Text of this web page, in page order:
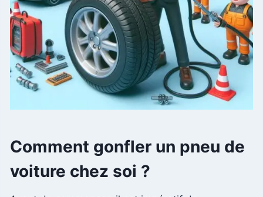
Comment gonfler un pneu de
voiture chez soi ?